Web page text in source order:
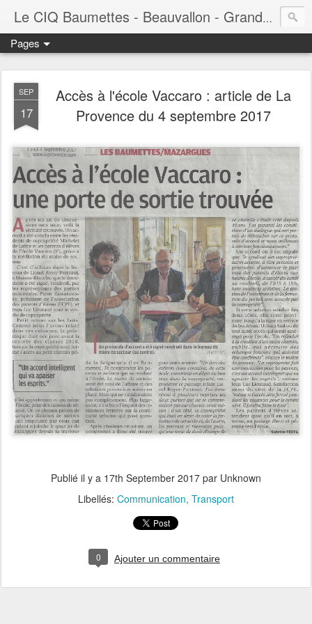
Le CIQ Baumettes - Beauvallon - Grandval - Seigneurie - Valmont - Vert-Plan
Pages
SEP
17
Accès à l'école Vaccaro : article de La
Provence du 4 septembre 2017
Publié il y a 17th September 2017 par Unknown
Libellés: Communication Transport
0 Ajouter un commentaire